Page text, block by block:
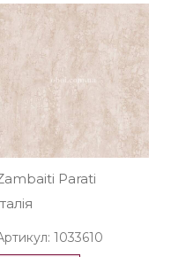
Parati
1033610